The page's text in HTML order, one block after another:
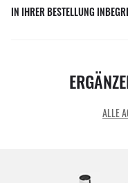
IN IHRER BESTELLUNG
ALLE